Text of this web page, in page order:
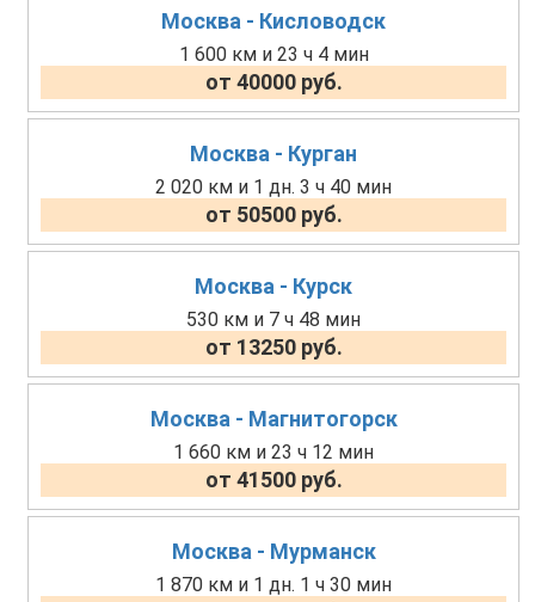
Москва - Кисловодск
1 600 км и 23 ч 4 мин
от 40000 руб.
Москва - Курган
2 020 км и 1 дн. 3 ч 40 мин
от 50500 руб.
Москва - Курск
530 км и 7 ч 48 мин
от 13250 руб.
Москва - Магнитогорск
1 660 км и 23 ч 12 мин
от 41500 руб.
Москва - Мурманск
1 870 км и 1 дн. 1 ч 30 мин